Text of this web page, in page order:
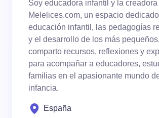
Soy educadora infantil y la creadora
Melelices.com, un espacio
educación infantil, las pedagogías
y el desarrollo de los más
comparto recursos, reflexiones y
para acompañar a educadores,
familias en el apasionante mundo
infancia.
España